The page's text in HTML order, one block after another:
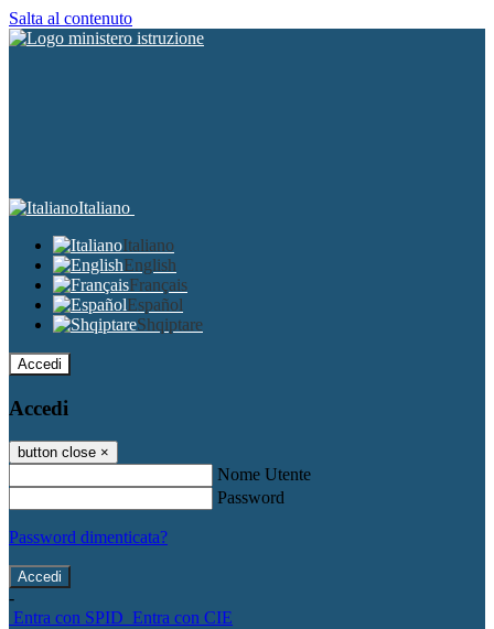
Salta al contenuto
Italiano
Italiano
English
Français
Español
Shqiptare
Accedi
Accedi
button close ×
Nome Utente
Password
Password dimenticata?
-
Entra con SPID Entra con CIE